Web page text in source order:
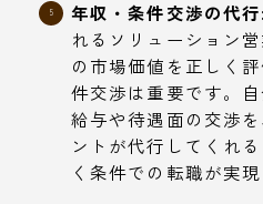
年収・条件交渉の代行:
れるソリューション
の市場価値を正しく
件交渉は重要です。
給与や待遇面の交渉
ントが代行してくれ
く条件での転職が実